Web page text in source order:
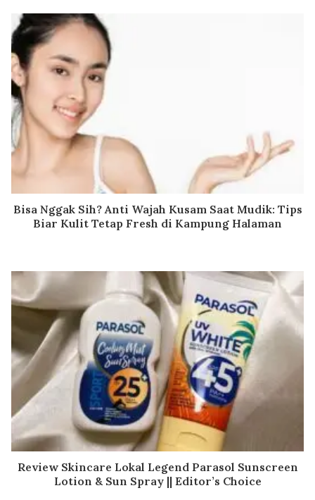
Bisa Nggak Sih? Anti Wajah Kusam Saat Mudik: Tips
Biar Kulit Tetap Fresh di Kampung Halaman
Review Skincare Lokal Legend Parasol Sunscreen
Lotion & Sun Spray || Editor’s Choice